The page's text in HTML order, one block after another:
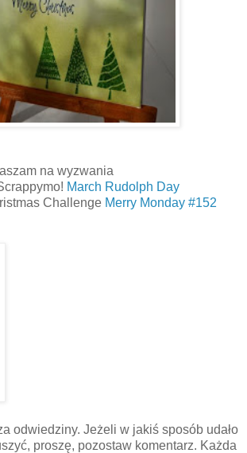
na wyzwania
March Rudolph Day
Challenge Merry Monday #152
odwiedziny. Jeżeli w jakiś sposób udało
proszę, pozostaw komentarz. Każda